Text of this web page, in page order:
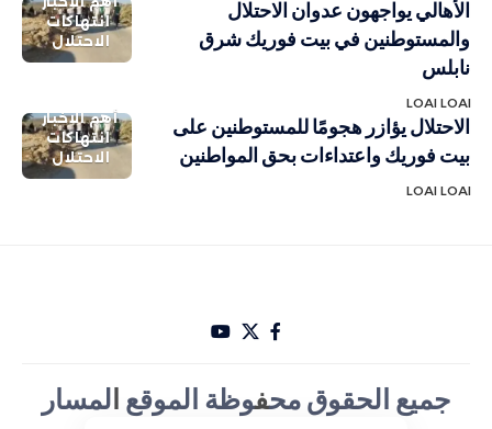
انتهاكات
الاحتلال
الأهالي يواجهون عدوان الاحتلال
والمستوطنين في بيت فوريك شرق
نابلس
LOAI LOAI
أهم الاخبار
انتهاكات
الاحتلال
الاحتلال يؤازر هجومًا للمستوطنين على
بيت فوريك واعتداءات بحق المواطنين
LOAI LOAI
جميع الحقوق محفوظة الموقع المسار